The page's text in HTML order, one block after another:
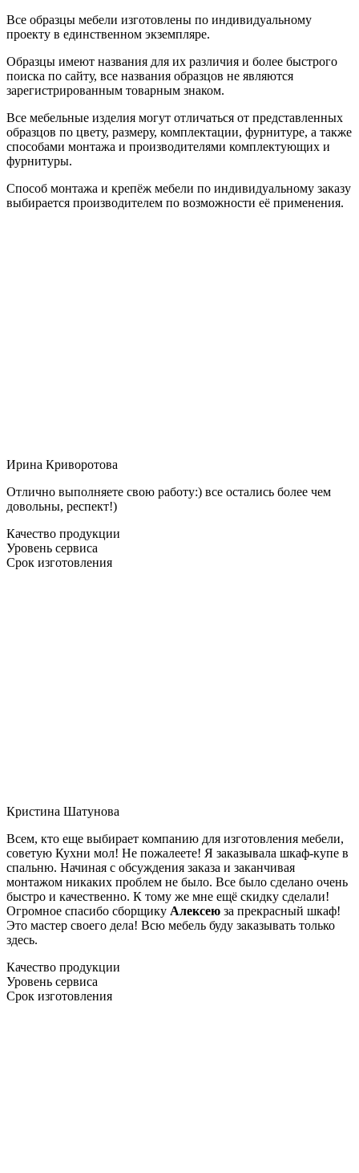
Все образцы мебели изготовлены по индивидуальному
проекту в единственном экземпляре.
Образцы имеют названия для их различия и более быстрого
поиска по сайту, все названия образцов не являются
зарегистрированным товарным знаком.
Все мебельные изделия могут отличаться от представленных
образцов по цвету, размеру, комплектации, фурнитуре, а также
способами монтажа и производителями комплектующих и
фурнитуры.
Способ монтажа и крепёж мебели по индивидуальному заказу
выбирается производителем по возможности её применения.
Ирина Криворотова
Отлично выполняете свою работу:) все остались более чем
довольны, респект!)
Качество продукции
Уровень сервиса
Срок изготовления
Кристина Шатунова
Всем, кто еще выбирает компанию для изготовления мебели,
советую Кухни мол! Не пожалеете! Я заказывала шкаф-купе в
спальню. Начиная с обсуждения заказа и заканчивая
монтажом никаких проблем не было. Все было сделано очень
быстро и качественно. К тому же мне ещё скидку сделали!
Огромное спасибо сборщику Алексею за прекрасный шкаф!
Это мастер своего дела! Всю мебель буду заказывать только
здесь.
Качество продукции
Уровень сервиса
Срок изготовления